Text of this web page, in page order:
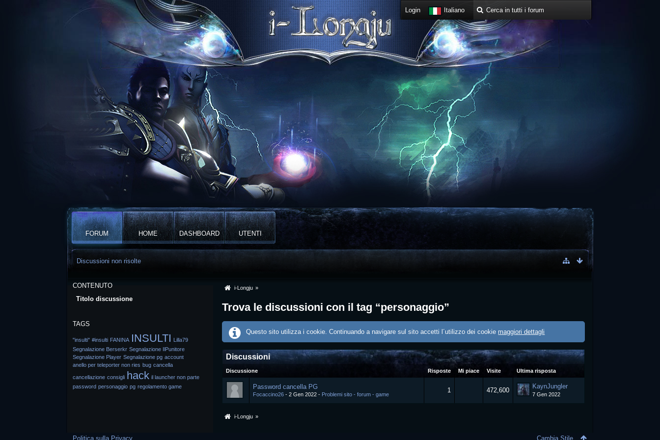
Login Italiano
FORUM HOME DASHBOARD UTENTI
Discussioni non risolte
CONTENUTO
Titolo discussione
TAGS
"insulti" #insulti FANINA INSULTI Lilla79
Segnalazione Berserkr Segnalazione IlPunitore
Segnalazione Player Segnalazione pg account
anello per teleporter non ries bug cancella
cancellazione consigli hack
il launcher non parte
password personaggio pg regolamento game
i-Longju »
Trova le discussioni con il tag “personaggio”
Questo sito utilizza i cookie. Continuando a navigare sul sito accetti l´utilizzo dei cookie maggiori dettagli
Discussioni
Discussione Risposte Mi piace Visite Ultima risposta
Password cancella PG
Focaccino26 2 Gen 2022 Problemi sito - forum - game
1 472,600
KaynJungler
7 Gen 2022
i-Longju »
Politica sulla Privacy Cambia Stile